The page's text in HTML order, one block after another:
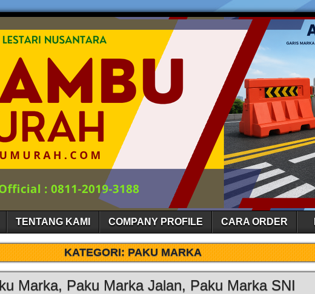
TENTANG KAMI COMPANY PROFILE CARA ORDER
KATEGORI:PAKU MARKA
Marka, Paku Marka Jalan, Paku Marka SNI